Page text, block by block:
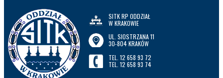
SITK RP ODDZIAŁ
W KRAKOWIE
UL. SIOSTRZANA 11
30-804 KRAKÓW
TEL. 12 658 93 72
TEL. 12 658 93 74